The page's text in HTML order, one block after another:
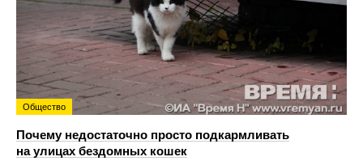
Общество
Почему недостаточно просто подкармливать
на улицах бездомных кошек